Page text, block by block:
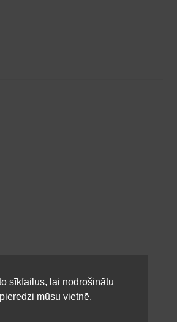
sīkfailus, lai nodrošinātu
mūsu vietnē.